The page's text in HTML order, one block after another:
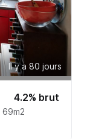
Il y a 80 jours
4.2% brut